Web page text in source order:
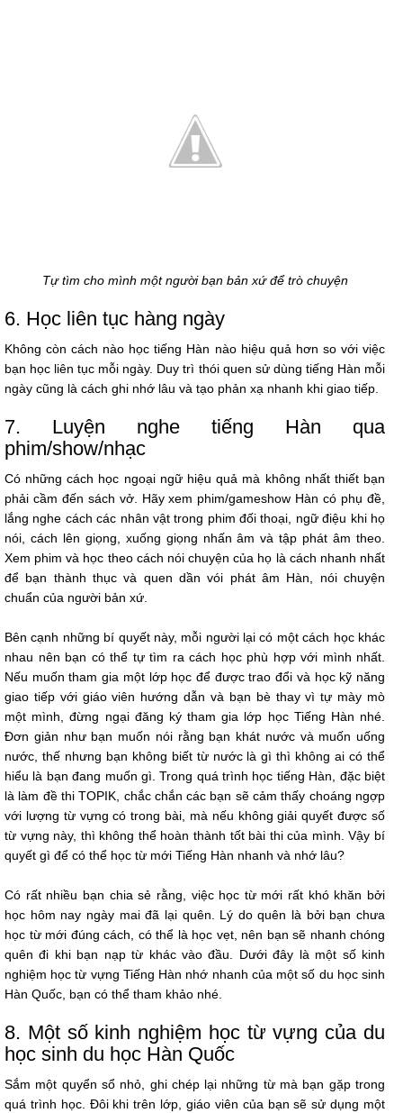
Tự tìm cho mình một người bạn bản xứ để trò chuyện
6. Học liên tục hàng ngày
Không còn cách nào học tiếng Hàn nào hiệu quả hơn so với việc
bạn học liên tục mỗi ngày. Duy trì thói quen sử dùng tiếng Hàn mỗi
ngày cũng là cách ghi nhớ lâu và tạo phản xạ nhanh khi giao tiếp.
7. Luyện nghe tiếng Hàn qua
phim/show/nhạc
Có những cách học ngoại ngữ hiệu quả mà không nhất thiết bạn
phải cầm đến sách vở. Hãy xem phim/gameshow Hàn có phụ đề,
lắng nghe cách các nhân vật trong phim đối thoại, ngữ điệu khi họ
nói, cách lên giọng, xuống giọng nhấn âm và tập phát âm theo.
Xem phim và học theo cách nói chuyện của họ là cách nhanh nhất
để bạn thành thục và quen dần vói phát âm Hàn, nói chuyện
chuẩn của người bản xứ.
Bên cạnh những bí quyết này, mỗi người lại có một cách học khác
nhau nên bạn có thể tự tìm ra cách học phù hợp với mình nhất.
Nếu muốn tham gia một lớp học để được trao đổi và học kỹ năng
giao tiếp với giáo viên hướng dẫn và bạn bè thay vì tự mày mò
một mình, đừng ngại đăng ký tham gia lớp học Tiếng Hàn nhé.
Đơn giản như bạn muốn nói rằng bạn khát nước và muốn uống
nước, thế nhưng bạn không biết từ nước là gì thì không ai có thể
hiểu là bạn đang muốn gì. Trong quá trình học tiếng Hàn, đặc biệt
là làm đề thi TOPIK, chắc chắn các bạn sẽ cảm thấy choáng ngợp
với lượng từ vựng có trong bài, mà nếu không giải quyết được số
từ vựng này, thì không thể hoàn thành tốt bài thi của mình. Vậy bí
quyết gì để có thể học từ mới Tiếng Hàn nhanh và nhớ lâu?
Có rất nhiều bạn chia sẻ rằng, việc học từ mới rất khó khăn bởi
học hôm nay ngày mai đã lại quên. Lý do quên là bởi bạn chưa
học từ mới đúng cách, có thể là học vẹt, nên bạn sẽ nhanh chóng
quên đi khi bạn nạp từ khác vào đầu. Dưới đây là một số kinh
nghiệm học từ vựng Tiếng Hàn nhớ nhanh của một số du học sinh
Hàn Quốc, bạn có thể tham khảo nhé.
8. Một số kinh nghiệm học từ vựng của du
học sinh du học Hàn Quốc
Sắm một quyển sổ nhỏ, ghi chép lại những từ mà bạn gặp trong
quá trình học. Đôi khi trên lớp, giáo viên của bạn sẽ sử dụng một